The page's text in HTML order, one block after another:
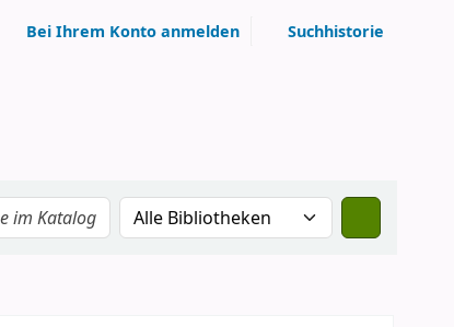
Bei Ihrem Konto anmelden Suchhistorie